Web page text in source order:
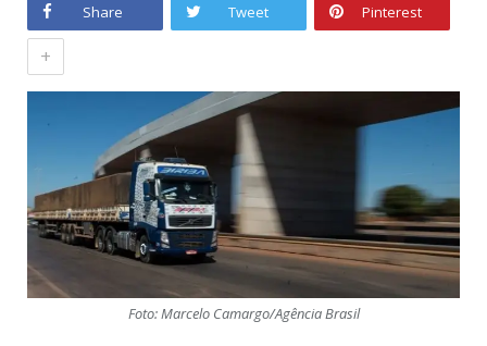
Share Tweet Pinterest
+
Foto: Marcelo Camargo/Agência Brasil